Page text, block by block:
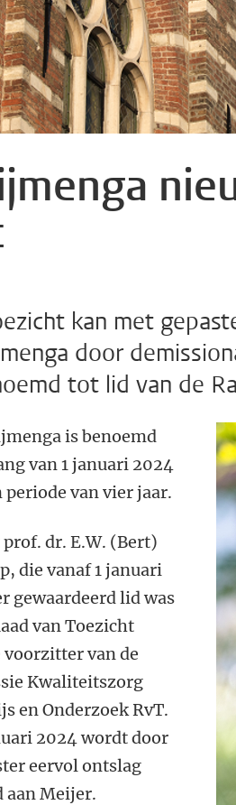
kan met
door
tot lid van de
is benoemd
van 1 januari 2024
periode van vier jaar.
dr. E.W. (Bert)
die vanaf 1 januari
gewaardeerd lid was
van Toezicht
voorzitter van de
Kwaliteitszorg
en Onderzoek RvT.
2024 wordt door
eervol ontslag
aan Meijer.